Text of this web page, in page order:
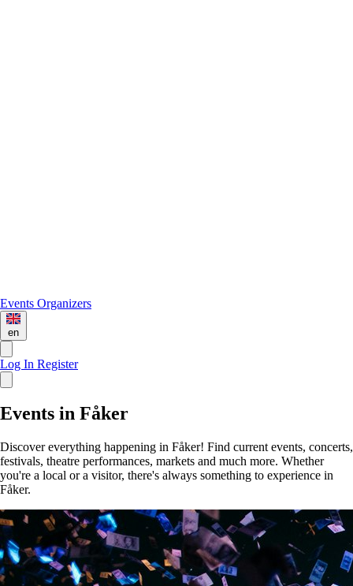
Events Organizers
en
Log In Register
Events in Fåker
Discover everything happening in Fåker! Find current events, concerts,
festivals, theatre performances, markets and much more. Whether
you're a local or a visitor, there's always something to experience in
Fåker.